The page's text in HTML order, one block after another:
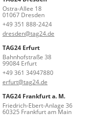
Ostra-Allee 18
01067 Dresden
+49 351 888-2424
dresden@tag24.de
TAG24 Erfurt
Bahnhofstraße 38
99084 Erfurt
+49 361 34947880
erfurt@tag24.de
TAG24 Frankfurt a. M.
Friedrich-Ebert-Anlage 36
60325 Frankfurt am Main